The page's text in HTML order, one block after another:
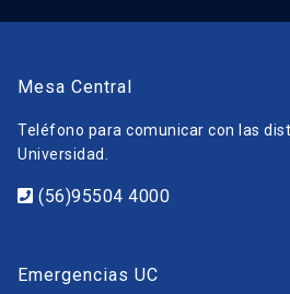
Mesa Central
Teléfono para comunicar con las
Universidad.
(56)95504 4000
Emergencias UC